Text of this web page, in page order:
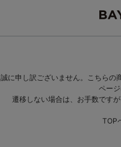
誠に申し訳ございません。こちらの
ページ
遷移しない場合は、お手数です
TOP